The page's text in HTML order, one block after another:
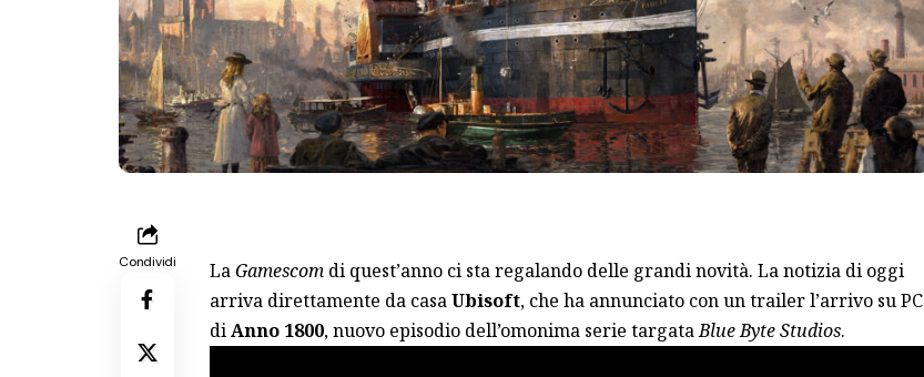
Condividi LaGamescomdi quest’anno ci sta regalando delle grandi novità. La notizia di oggi
arriva direttamente da casaUbisoft, che ha annunciato con un trailer l’arrivo su PC
diAnno 1800, nuovo episodio dell’omonima serie targataBlue Byte Studios.